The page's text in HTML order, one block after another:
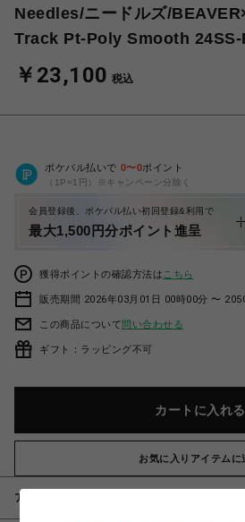
Needles/ニードルズ/
Track Pt-Poly Smooth 24SS-
￥23,100 税込
ポケパル払いで 0〜0ポイント
（1P=1円）※キャンペーン分除く
会員登録後、ポケパル払い初回登録&利用で
最大1,500円分ポイント進呈
獲得ポイントの確認方法は こちら
販売期間 2026年03月01日 00時00分 〜
この商品について問い合わせる
ギフト：ラッピング不可
カートに入れる
お気に入りアイテムに
アイテム説明 / 素材